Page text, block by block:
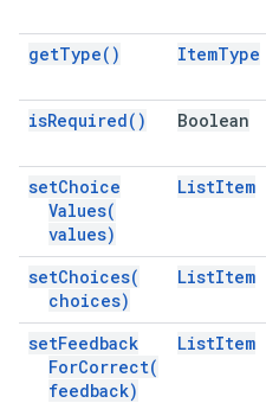
getType( ) ItemType
isRequired( ) Boolean
setChoice
Values(
values)
ListItem
setChoices(
choices)
ListItem
setFeedback
ForCorrect(
feedback)
ListItem